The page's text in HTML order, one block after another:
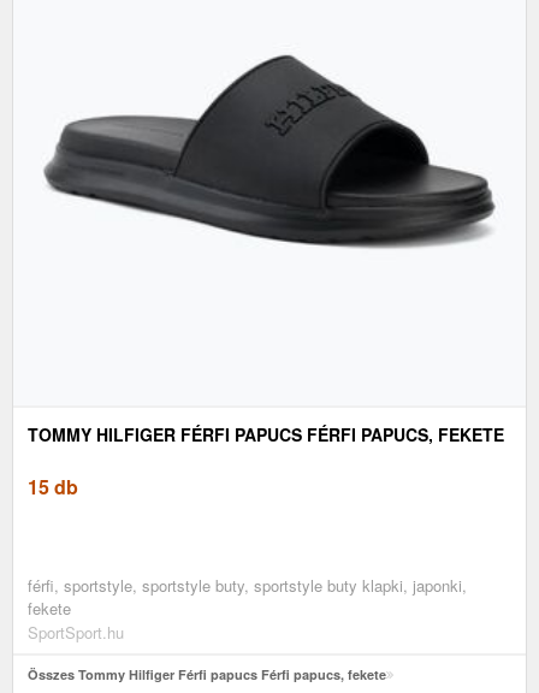
TOMMY HILFIGER FÉRFI PAPUCS FÉRFI PAPUCS, FEKETE
15 db
férfi, sportstyle, sportstyle buty, sportstyle buty klapki, japonki,
fekete
SportSport.hu
Összes Tommy Hilfiger Férfi papucs Férfi papucs, fekete